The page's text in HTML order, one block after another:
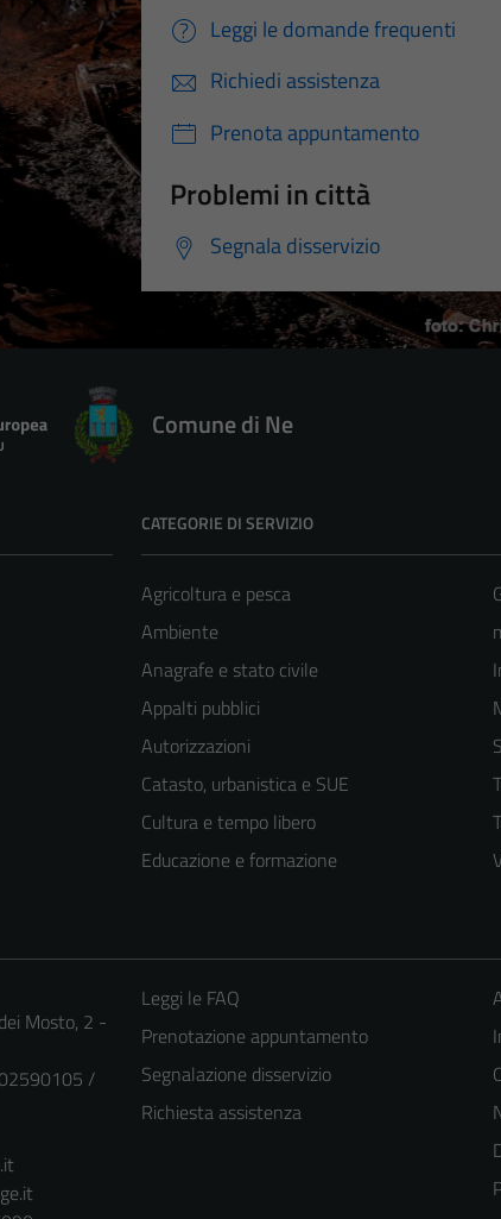
Leggi le domande frequenti
Richiedi assistenza
Prenota appuntamento
Problemi in città
Segnala disservizio
Comune di Ne
CATEGORIE DI SERVIZIO
Agricoltura e pesca
Ambiente
Anagrafe e stato civile
Appalti pubblici
Autorizzazioni
Catasto, urbanistica e SUE
Cultura e tempo libero
Educazione e formazione
Mosto, 2 -
/
Leggi le FAQ
Prenotazione appuntamento
Segnalazione disservizio
Richiesta assistenza